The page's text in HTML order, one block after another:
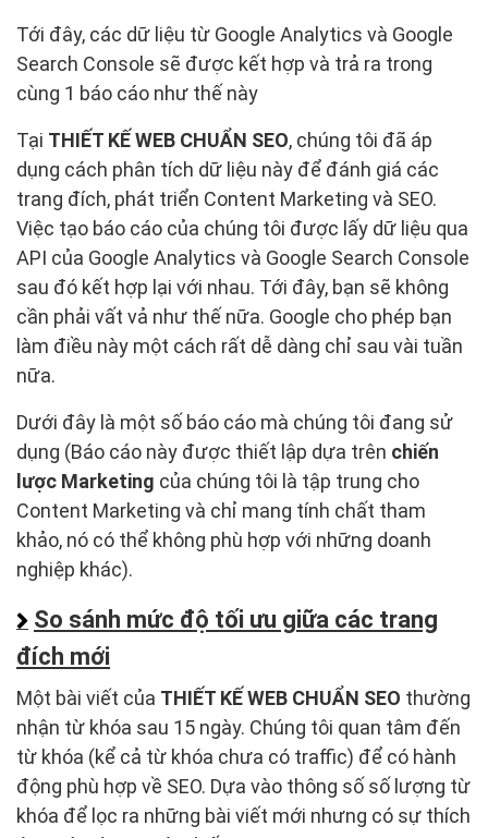
Tới đây, các dữ liệu từ Google Analytics và Google
Search Console sẽ được kết hợp và trả ra trong
cùng 1 báo cáo như thế này
Tại THIẾT KẾ WEB CHUẨN SEO, chúng tôi đã áp
dụng cách phân tích dữ liệu này để đánh giá các
trang đích, phát triển Content Marketing và SEO.
Việc tạo báo cáo của chúng tôi được lấy dữ liệu qua
API của Google Analytics và Google Search Console
sau đó kết hợp lại với nhau. Tới đây, bạn sẽ không
cần phải vất vả như thế nữa. Google cho phép bạn
làm điều này một cách rất dễ dàng chỉ sau vài tuần
nữa.
Dưới đây là một số báo cáo mà chúng tôi đang sử
dụng (Báo cáo này được thiết lập dựa trên chiến
lược Marketing của chúng tôi là tập trung cho
Content Marketing và chỉ mang tính chất tham
khảo, nó có thể không phù hợp với những doanh
nghiệp khác).
So sánh mức độ tối ưu giữa các trang
đích mới
Một bài viết của THIẾT KẾ WEB CHUẨN SEO thường
nhận từ khóa sau 15 ngày. Chúng tôi quan tâm đến
từ khóa (kể cả từ khóa chưa có traffic) để có hành
động phù hợp về SEO. Dựa vào thông số số lượng từ
khóa để lọc ra những bài viết mới nhưng có sự thích